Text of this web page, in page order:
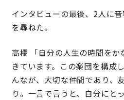
インタビューの最後、2人に
を尋ねた。
高橋 「自分の人生の時間をか
きています。この楽団を構成
んなが、大切な仲間であり、
り。一言で言うと、自分にと